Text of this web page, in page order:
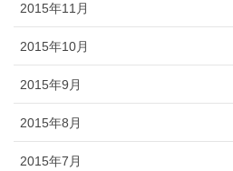
2015年11月
2015年10月
2015年9月
2015年8月
2015年7月